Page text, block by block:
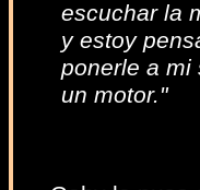
escuchar la
y estoy
ponerle a mi
un motor."